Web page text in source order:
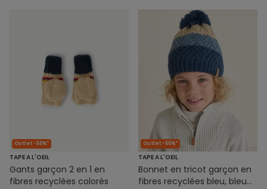
Outlet -50%*
TAPE A L'OEIL
Gants garçon 2 en 1 en
fibres recyclées colorés
Outlet -50%*
TAPE A L'OEIL
Bonnet en tricot garçon en
fibres recyclées bleu, bleu